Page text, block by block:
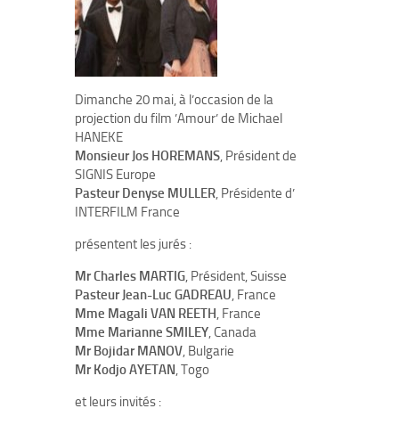
Dimanche 20 mai, à l’occasion de la
projection du film ’Amour’ de Michael
HANEKE
Monsieur Jos HOREMANS, Président de
SIGNIS Europe
Pasteur Denyse MULLER, Présidente d’
INTERFILM France
présentent les jurés :
Mr Charles MARTIG, Président, Suisse
Pasteur Jean-Luc GADREAU, France
Mme Magali VAN REETH, France
Mme Marianne SMILEY, Canada
Mr Bojidar MANOV, Bulgarie
Mr Kodjo AYETAN, Togo
et leurs invités :